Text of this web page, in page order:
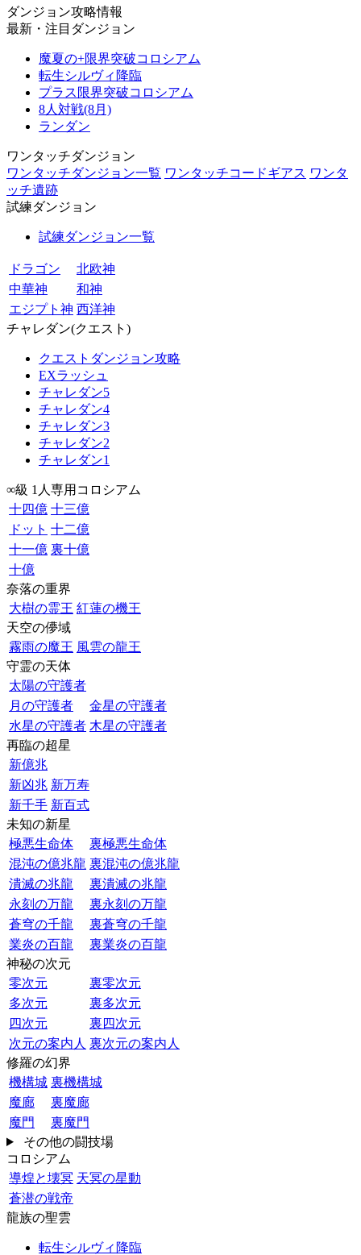
ダンジョン攻略情報
最新・注目ダンジョン
魔夏の+限界突破コロシアム
転生シルヴィ降臨
プラス限界突破コロシアム
8人対戦(8月)
ランダン
ワンタッチダンジョン
ワンタッチダンジョン一覧 ワンタッチコードギアス ワンタ
ッチ遺跡
試練ダンジョン
試練ダンジョン一覧
ドラゴン
北欧神
中華神
和神
エジプト神 西洋神
チャレダン(クエスト)
クエストダンジョン攻略
EXラッシュ
チャレダン5
チャレダン4
チャレダン3
チャレダン2
チャレダン1
∞級 1人専用コロシアム
十四億 十三億
ドット 十二億
十一億 裏十億
十億
奈落の重界
大樹の霊王 紅蓮の機王
天空の儚域
霧雨の魔王 風雲の龍王
守霊の天体
太陽の守護者
月の守護者
金星の守護者
水星の守護者 木星の守護者
再臨の超星
新億兆
新凶兆 新万寿
新千手 新百式
未知の新星
極悪生命体
裏極悪生命体
混沌の億兆龍 裏混沌の億兆龍
潰滅の兆龍
裏潰滅の兆龍
永刻の万龍
裏永刻の万龍
蒼穹の千龍
裏蒼穹の千龍
業炎の百龍
裏業炎の百龍
神秘の次元
零次元
裏零次元
多次元
裏多次元
四次元
裏四次元
次元の案内人 裏次元の案内人
修羅の幻界
機構城 裏機構城
魔廊
裏魔廊
魔門
裏魔門
その他の闘技場
コロシアム
導煌と壊冥 天冥の星動
蒼潜の戦帝
龍族の聖雲
転生シルヴィ降臨